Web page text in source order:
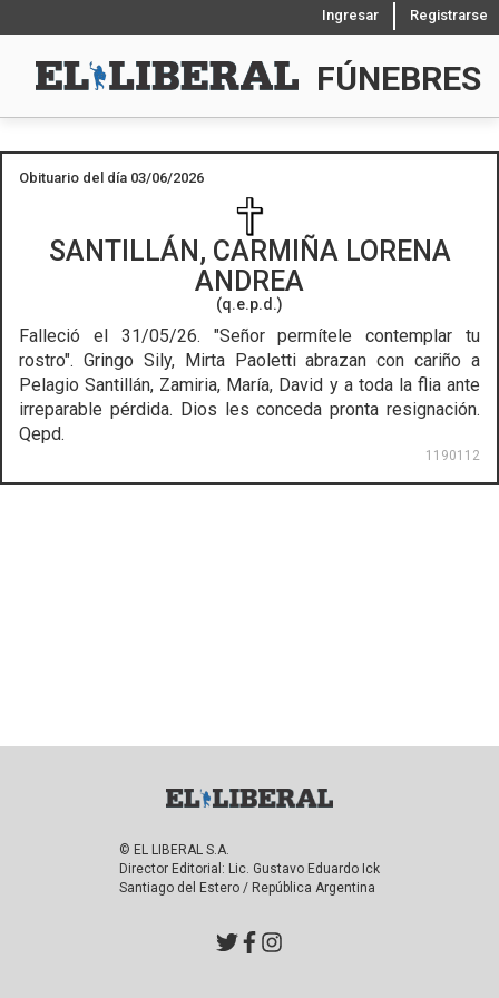
Ingresar Registrarse
FÚNEBRES
Obituario del día 03/06/2026
SANTILLÁN, CARMIÑA LORENA
ANDREA
(q.e.p.d.)
Falleció el 31/05/26. "Señor permítele contemplar tu
rostro". Gringo Sily, Mirta Paoletti abrazan con cariño a
Pelagio Santillán, Zamiria, María, David y a toda la flia ante
irreparable pérdida. Dios les conceda pronta resignación.
Qepd.
1190112
© EL LIBERAL S.A.
Director Editorial: Lic. Gustavo Eduardo Ick
Santiago del Estero / República Argentina